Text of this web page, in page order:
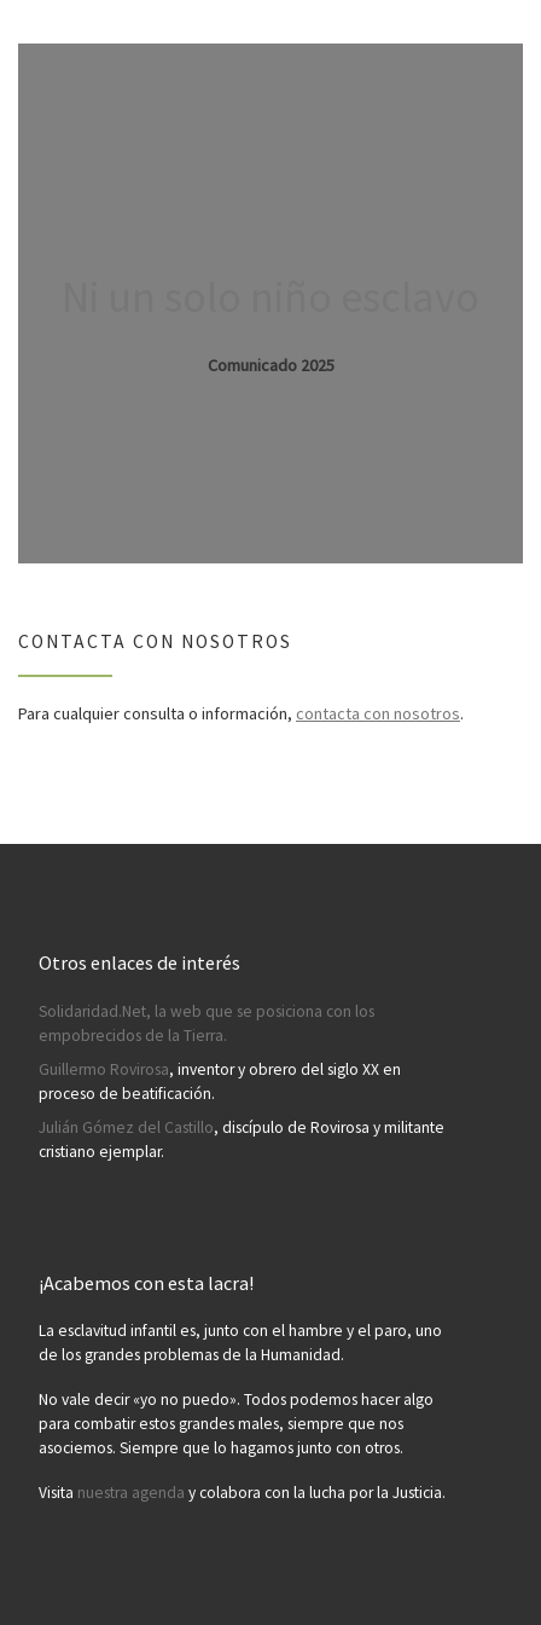
Comunicado 2025
CONTACTA CON NOSOTROS
Para cualquier consulta o información, contacta con nosotros.
Otros enlaces de interés
Solidaridad.Net, la web que se posiciona con los
empobrecidos de la Tierra.
Guillermo Rovirosa, inventor y obrero del siglo XX en
proceso de beatificación.
Julián Gómez del Castillo, discípulo de Rovirosa y militante
cristiano ejemplar.
¡Acabemos con esta lacra!
La esclavitud infantil es, junto con el hambre y el paro, uno
de los grandes problemas de la Humanidad.
No vale decir «yo no puedo». Todos podemos hacer algo
para combatir estos grandes males, siempre que nos
asociemos. Siempre que lo hagamos junto con otros.
Visita nuestra agenda y colabora con la lucha por la Justicia.